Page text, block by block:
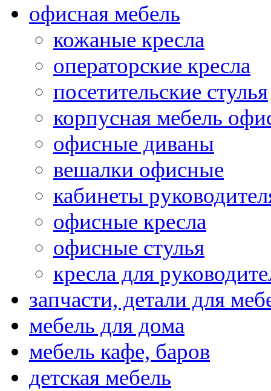
офисная мебель
кожаные кресла
операторские кресла
посетительские стулья
корпусная мебель
офисные диваны
вешалки офисные
кабинеты
офисные кресла
офисные стулья
кресла для
запчасти, детали для
мебель для дома
мебель кафе, баров
детская мебель